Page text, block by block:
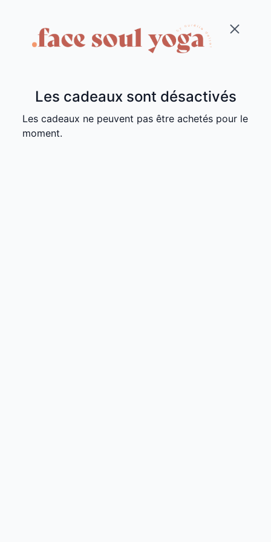
Les cadeaux sont désactivés
Les cadeaux ne peuvent pas être achetés pour le
moment.